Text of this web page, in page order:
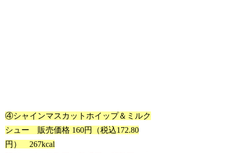
④シャインマスカットホイップ＆ミルク
シュー 販売価格 160円（税込172.80
円） 267kcal